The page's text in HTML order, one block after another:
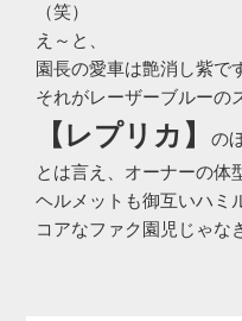
（笑）
え～と、
園長の愛車は艶消し紫で
それがレーザーブルーの
【レプリカ】
の
とは言え、オーナーの体
ヘルメットも御互いハミ
コアなファク園児じゃな